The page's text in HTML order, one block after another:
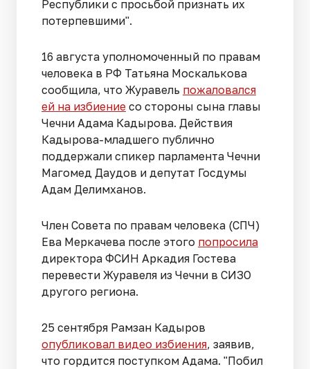
Республики с просьбой признать их
потерпевшими".
16 августа уполномоченный по правам
человека в РФ Татьяна Москалькова
сообщила, что Журавель пожаловался
ей на избиение со стороны сына главы
Чечни Адама Кадырова. Действия
Кадырова-младшего публично
поддержали спикер парламента Чечни
Магомед Даудов и депутат Госдумы
Адам Делимханов.
Член Совета по правам человека (СПЧ)
Ева Меркачева после этого попросила
директора ФСИН Аркадия Гостева
перевести Журавеля из Чечни в СИЗО
другого региона.
25 сентября Рамзан Кадыров
опубликовал видео избиения, заявив,
что гордится поступком Адама. "Побил